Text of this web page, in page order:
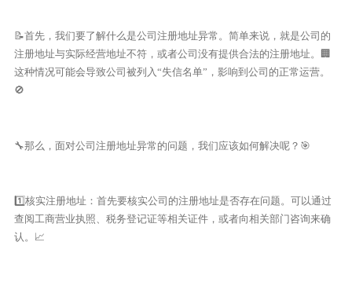
📝首先，我们要了解什么是公司注册地址异常。简单来说，就是公司的
注册地址与实际经营地址不符，或者公司没有提供合法的注册地址。🏢
这种情况可能会导致公司被列入“失信名单”，影响到公司的正常运营。
🚫
🔧那么，面对公司注册地址异常的问题，我们应该如何解决呢？🎯
1️⃣核实注册地址：首先要核实公司的注册地址是否存在问题。可以通过
查阅工商营业执照、税务登记证等相关证件，或者向相关部门咨询来确
认。📈